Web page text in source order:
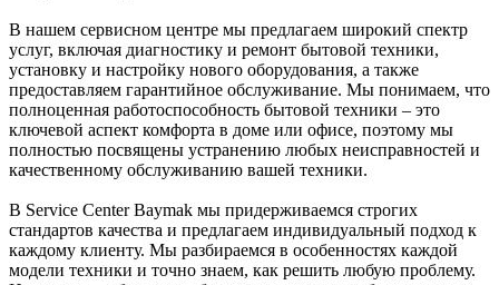
В нашем сервисном центре мы предлагаем широкий спектр
услуг, включая диагностику и ремонт бытовой техники,
установку и настройку нового оборудования, а также
предоставляем гарантийное обслуживание. Мы понимаем, что
полноценная работоспособность бытовой техники – это
ключевой аспект комфорта в доме или офисе, поэтому мы
полностью посвящены устранению любых неисправностей и
качественному обслуживанию вашей техники.
В Service Center Baymak мы придерживаемся строгих
стандартов качества и предлагаем индивидуальный подход к
каждому клиенту. Мы разбираемся в особенностях каждой
модели техники и точно знаем, как решить любую проблему.